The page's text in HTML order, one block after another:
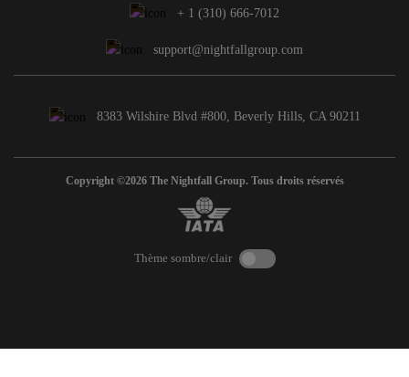
+ 1 (310) 666-7012
support@nightfallgroup.com
8383 Wilshire Blvd #800, Beverly Hills, CA 90211
Copyright ©2026 The Nightfall Group. Tous droits réservés
Thème sombre/clair